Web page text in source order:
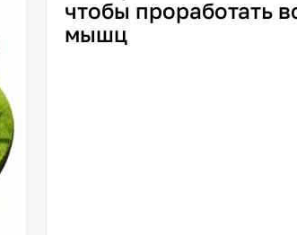
чтобы проработать
мышц